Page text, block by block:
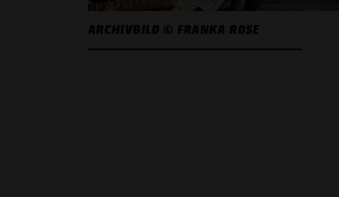
ARCHIVBILD © FRANKA ROSE